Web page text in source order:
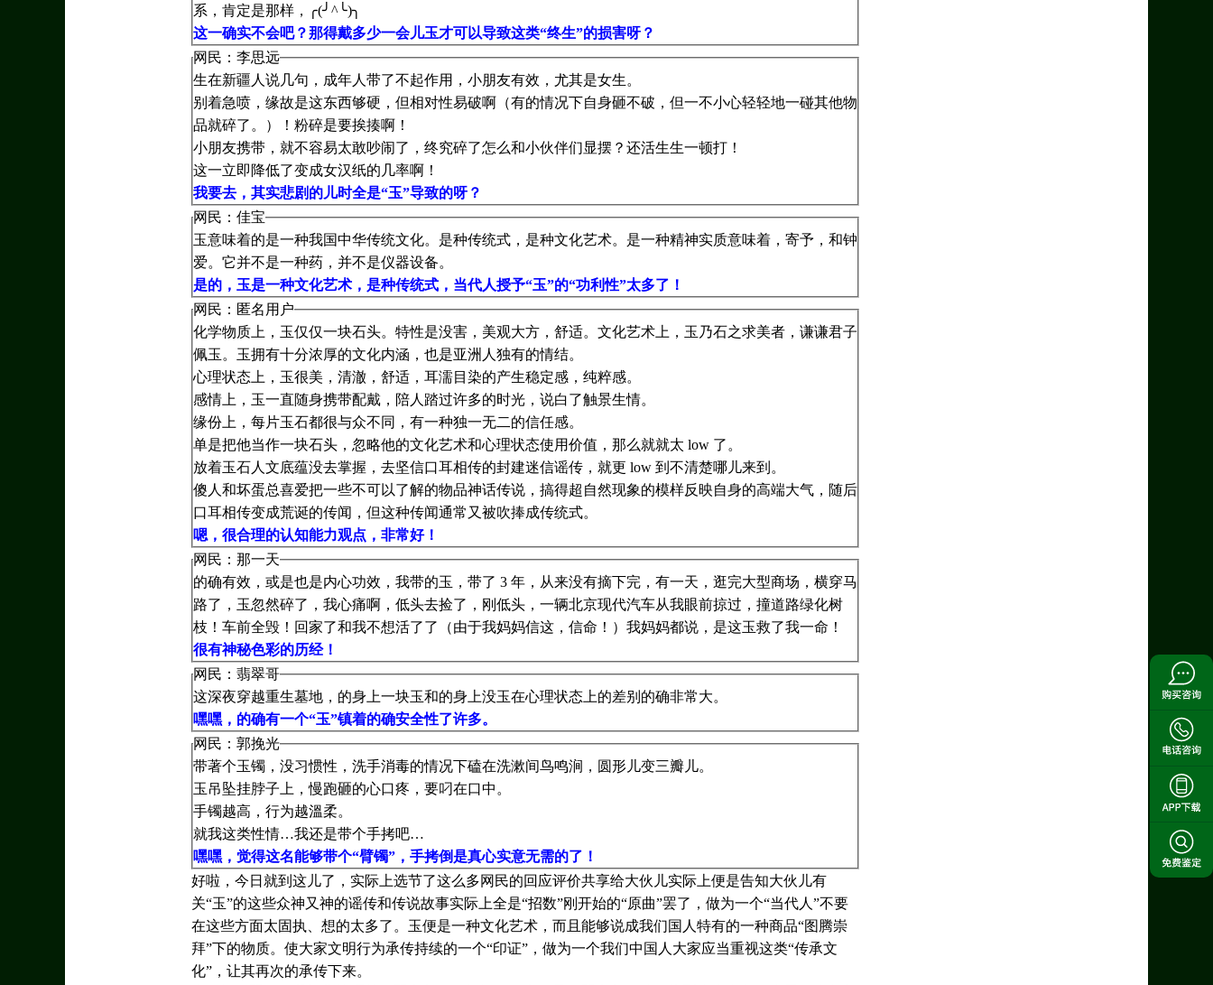
系，肯定是那样，╭(╯^╰)╮
这一确实不会吧？那得戴多少一会儿玉才可以导致这类“终生”的损害呀？
网民：李思远
生在新疆人说几句，成年人带了不起作用，小朋友有效，尤其是女生。
别着急喷，缘故是这东西够硬，但相对性易破啊（有的情况下自身砸不破，但一不小心轻轻地一碰其他物
品就碎了。）！粉碎是要挨揍啊！
小朋友携带，就不容易太敢吵闹了，终究碎了怎么和小伙伴们显摆？还活生生一顿打！
这一立即降低了变成女汉纸的几率啊！
我要去，其实悲剧的儿时全是“玉”导致的呀？
网民：佳宝
玉意味着的是一种我国中华传统文化。是种传统式，是种文化艺术。是一种精神实质意味着，寄予，和钟
爱。它并不是一种药，并不是仪器设备。
是的，玉是一种文化艺术，是种传统式，当代人授予“玉”的“功利性”太多了！
网民：匿名用户
化学物质上，玉仅仅一块石头。特性是没害，美观大方，舒适。 文化艺术上，玉乃石之求美者，谦谦君子
佩玉。玉拥有十分浓厚的文化内涵，也是亚洲人独有的情结。
心理状态上，玉很美，清澈，舒适，耳濡目染的产生稳定感，纯粹感。
感情上，玉一直随身携带配戴，陪人踏过许多的时光，说白了触景生情。
缘份上，每片玉石都很与众不同，有一种独一无二的信任感。
单是把他当作一块石头，忽略他的文化艺术和心理状态使用价值，那么就就太 low 了。
放着玉石人文底蕴没去掌握，去坚信口耳相传的封建迷信谣传，就更 low 到不清楚哪儿来到。
傻人和坏蛋总喜爱把一些不可以了解的物品神话传说，搞得超自然现象的模样反映自身的高端大气，随后
口耳相传变成荒诞的传闻，但这种传闻通常又被吹捧成传统式。
嗯，很合理的认知能力观点，非常好！
网民：那一天
的确有效，或是也是内心功效，我带的玉，带了 3 年，从来没有摘下完，有一天，逛完大型商场，横穿马
路了，玉忽然碎了，我心痛啊，低头去捡了，刚低头，一辆北京现代汽车从我眼前掠过，撞道路绿化树
枝！车前全毁！回家了和我不想活了了（由于我妈妈信这，信命！）我妈妈都说，是这玉救了我一命！
很有神秘色彩的历经！
网民：翡翠哥
这深夜穿越重生墓地，的身上一块玉和的身上没玉在心理状态上的差别的确非常大。
嘿嘿，的确有一个“玉”镇着的确安全性了许多。
网民：郭挽光
带著个玉镯，没习惯性，洗手消毒的情况下磕在洗漱间鸟鸣涧，圆形儿变三瓣儿。
玉吊坠挂脖子上，慢跑砸的心口疼，要叼在口中。
手镯越高，行为越溫柔。
就我这类性情…我还是带个手拷吧…
嘿嘿，觉得这名能够带个“臂镯”，手拷倒是真心实意无需的了！
好啦，今日就到这儿了，实际上选节了这么多网民的回应评价共享给大伙儿实际上便是告知大伙儿有
关“玉”的这些众神又神的谣传和传说故事实际上全是“招数”刚开始的“原曲”罢了，做为一个“当代人”不要
在这些方面太固执、想的太多了。玉便是一种文化艺术，而且能够说成我们国人特有的一种商品“图腾崇
拜”下的物质。使大家文明行为承传持续的一个“印证”，做为一个我们中国人大家应当重视这类“传承文
化”，让其再次的承传下来。